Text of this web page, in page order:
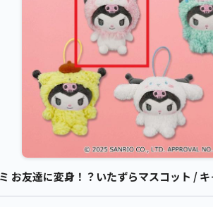
お友達に変身！？いたずらマスコット /